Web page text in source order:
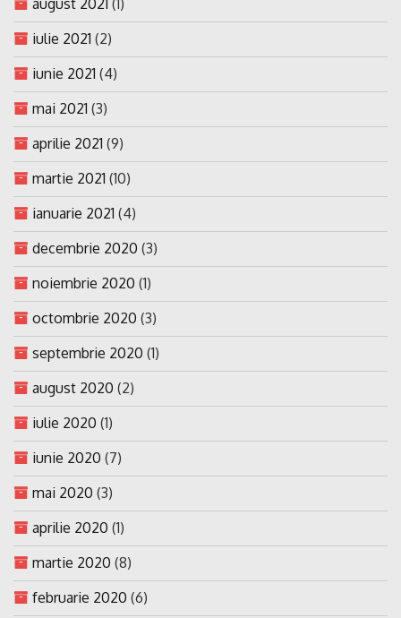
iulie 2021 (2)
iunie 2021 (4)
mai 2021 (3)
aprilie 2021 (9)
martie 2021 (10)
ianuarie 2021 (4)
decembrie 2020 (3)
noiembrie 2020 (1)
octombrie 2020 (3)
septembrie 2020 (1)
august 2020 (2)
iulie 2020 (1)
iunie 2020 (7)
mai 2020 (3)
aprilie 2020 (1)
martie 2020 (8)
februarie 2020 (6)